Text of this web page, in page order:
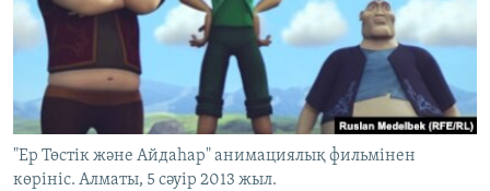
ЖАЗЫЛЫҢЫЗ
Басқа тілдерде
"Ер Төстік және Айдаһар" анимациялық фильмінен
көрініс. Алматы, 5 сәуір 2013 жыл.